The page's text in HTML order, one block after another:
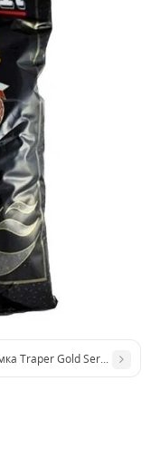
Traper Gold Series Select